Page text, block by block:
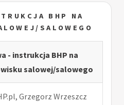
BHP NA
SALOWEGO
- instrukcja BHP na
salowej/salowego
Grzegorz Wrzeszcz